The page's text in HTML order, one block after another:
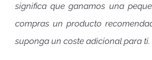
significa que ganamos una
compras un producto
suponga un coste adicional para ti.